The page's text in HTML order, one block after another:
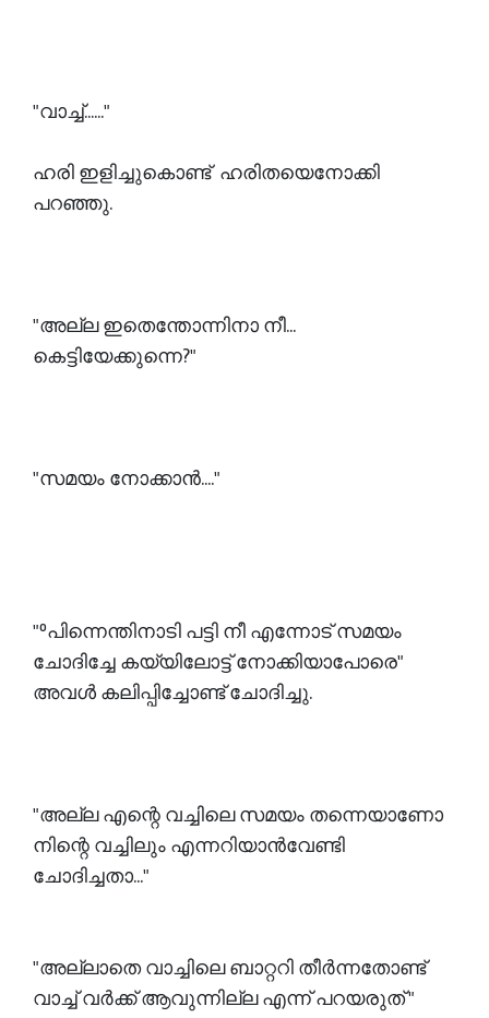
"വാച്ച്......"
ഹരി ഇളിച്ചുകൊണ്ട് ഹരിതയെനോക്കി
പറഞ്ഞു.
"അല്ല ഇതെന്തോന്നിനാ നീ...
കെട്ടിയേക്കുന്നെ?"
"സമയം നോക്കാൻ...."
"⁰പിന്നെന്തിനാടി പട്ടി നീ എന്നോട് സമയം
ചോദിച്ചേ കയ്യിലോട്ട് നോക്കിയാപോരെ"
അവൾ കലിപ്പിച്ചോണ്ട് ചോദിച്ചു.
"അല്ല എന്റെ വച്ചിലെ സമയം തന്നെയാണോ
നിന്റെ വച്ചിലും എന്നറിയാൻവേണ്ടി
ചോദിച്ചതാ..."
"അല്ലാതെ വാച്ചിലെ ബാറ്ററി തീർന്നതോണ്ട്
വാച്ച് വർക്ക് ആവുന്നില്ല എന്ന് പറയരുത് "